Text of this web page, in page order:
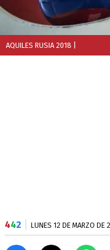
AQUILES RUSIA 2018
442 LUNES 12 DE MARZO DE